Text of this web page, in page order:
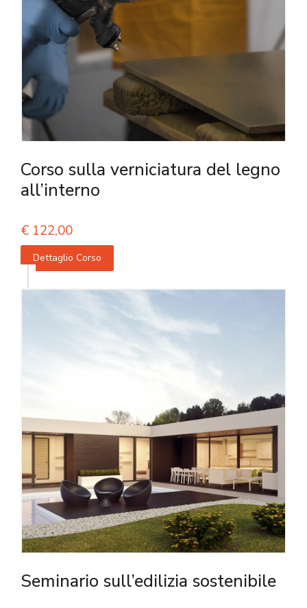
Corso sulla verniciatura del legno
all’interno
€ 122,00
Dettaglio Corso
Seminario sull’edilizia sostenibile